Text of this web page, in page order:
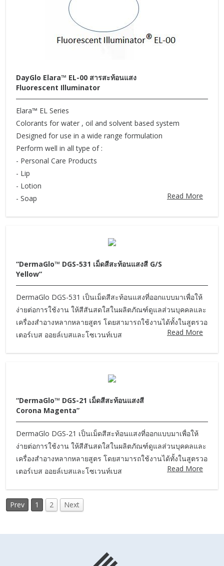
DayGlo Elara™ EL-00 สารสะท้อนแสง
Fluorescent Illuminator
Elara™ EL Series
Colorants for water , oil and solvent based system
Designed for use in a wide range formulation
Perform well in all type of :
- Personal Care Products
- Lip
- Lotion
- Soap
Read More
“DermaGlo™ DGS-531 เม็ดสีสะท้อนแสงสี G/S
Yellow”
DermaGlo DGS-531 เป็นเม็ดสีสะท้อนแสงที่ออกแบบมาเพื่อให้
ง่ายต่อการใช้งาน ให้สีสันสดใสในผลิตภัณฑ์ดูแลส่วนบุคคลและ
เครื่องสำอางหลากหลายสูตร โดยสามารถใช้งานได้ทั้งในสูตรวอ
เตอร์เบส ออยล์เบสและโซเวนท์เบส
Read More
“DermaGlo™ DGS-21 เม็ดสีสะท้อนแสงสี
Corona Magenta”
DermaGlo DGS-21 เป็นเม็ดสีสะท้อนแสงที่ออกแบบมาเพื่อให้
ง่ายต่อการใช้งาน ให้สีสันสดใสในผลิตภัณฑ์ดูแลส่วนบุคคลและ
เครื่องสำอางหลากหลายสูตร โดยสามารถใช้งานได้ทั้งในสูตรวอ
เตอร์เบส ออยล์เบสและโซเวนท์เบส
Read More
Prev 1 2 Next